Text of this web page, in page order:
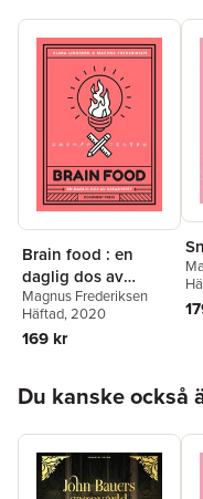
Brain food : en
daglig dos av
kreativitet
Magnus Frederiksen
Häftad, 2020
169 kr
Du kanske också